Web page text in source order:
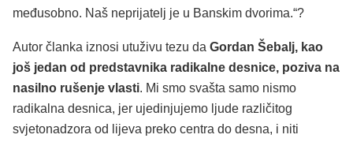
međusobno. Naš neprijatelj je u Banskim dvorima.“?
Autor članka iznosi utuživu tezu da Gordan Šebalj, kao
još jedan od predstavnika radikalne desnice, poziva na
nasilno rušenje vlasti. Mi smo svašta samo nismo
radikalna desnica, jer ujedinjujemo ljude različitog
svjetonadzora od lijeva preko centra do desna, i niti